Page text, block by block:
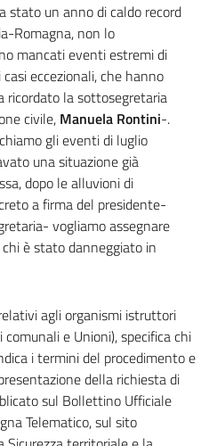
stato un anno di caldo record
Romagna, non lo
mancati eventi estremi di
eccezionali, che hanno
ricordato la sottosegretaria
civile, Manuela Rontini-.
gli eventi di luglio
una situazione già
dopo le alluvioni di
a firma del presidente-
vogliamo assegnare
è stato danneggiato in
agli organismi istruttori
e Unioni), specifica chi
i termini del procedimento e
della richiesta di
sul Bollettino Ufficiale
Telematico, sul sito